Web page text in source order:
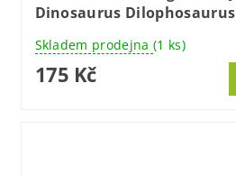
Dinosaurus Dilophosaurus
Skladem prodejna (1 ks)
175 Kč